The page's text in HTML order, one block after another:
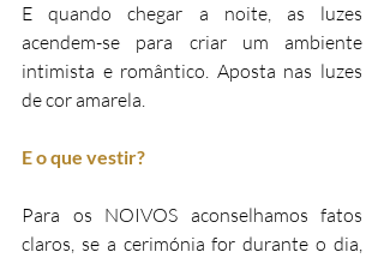
E quando chegar a noite, as luzes
acendem-se para criar um ambiente
intimista e romântico. Aposta nas luzes
de cor amarela.
E o que vestir?
Para os NOIVOS aconselhamos fatos
claros, se a cerimónia for durante o dia,